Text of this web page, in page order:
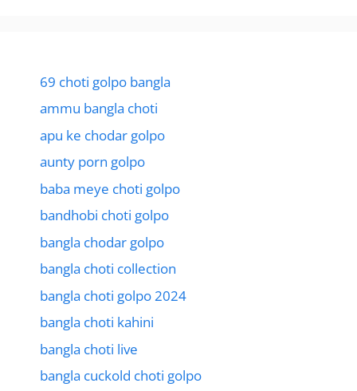
69 choti golpo bangla
ammu bangla choti
apu ke chodar golpo
aunty porn golpo
baba meye choti golpo
bandhobi choti golpo
bangla chodar golpo
bangla choti collection
bangla choti golpo 2024
bangla choti kahini
bangla choti live
bangla cuckold choti golpo